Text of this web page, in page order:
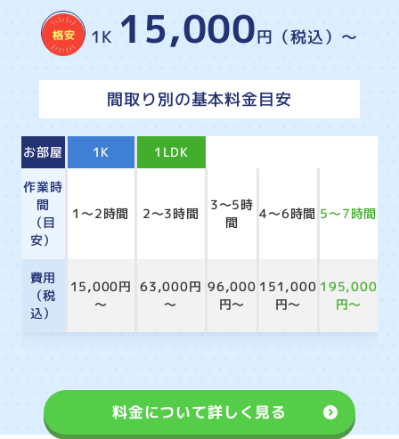
1K 15,000円（税込）～
間取り別の基本料金目安
お部屋 1K 1LDK
作業時
間
（目
安）
1～2時間 2～3時間
3～5時
間
4～6時間 5～7時間
費用
（税
込）
15,000円
～
63,000円
～
96,000
円～
151,000
円～
195,000
円～
料金について詳しく見る